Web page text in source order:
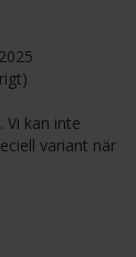
Vi kan inte
variant när